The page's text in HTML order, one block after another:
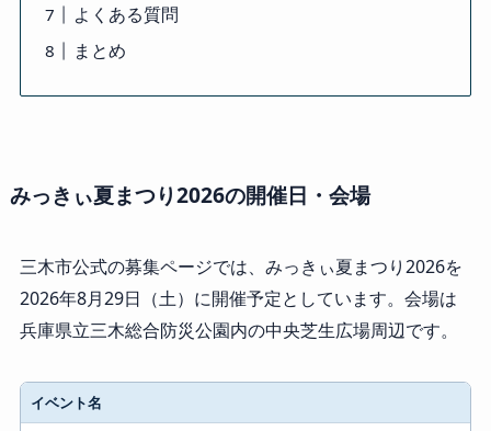
よくある質問
まとめ
みっきぃ夏まつり2026の開催日・会場
三木市公式の募集ページでは、みっきぃ夏まつり2026を
2026年8月29日（土）に開催予定としています。会場は
兵庫県立三木総合防災公園内の中央芝生広場周辺です。
イベント名